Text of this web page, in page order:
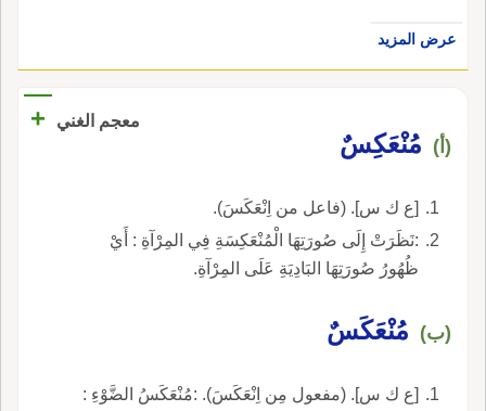
عرض المزيد
معجم الغني +
(أ) مُنْعَكِسٌ
[ع ك س]. (فاعل من اِنْعَكَسَ).
:نَظَرَتْ إِلَى صُورَتِهَا الْمُنْعَكِسَةِ فِي المِرْآةِ : أَيْ
ظُهُورُ صُورَتِهَا البَادِيَةِ عَلَى المِرْآةِ.
(ب) مُنْعَكَسٌ
[ع ك س]. (مفعول مِن اِنْعَكَسَ). :مُنْعَكَسُ الضَّوْءِ :